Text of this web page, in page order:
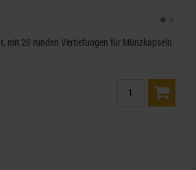
mit 20 runden Vertiefungen für Münzkapseln